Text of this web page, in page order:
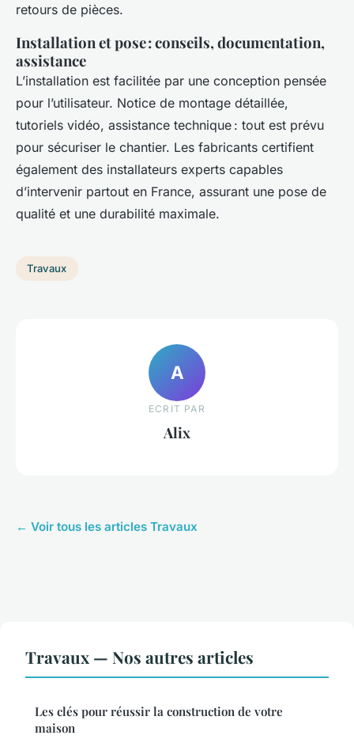
retours de pièces.
Installation et pose : conseils, documentation,
assistance
L’installation est facilitée par une conception pensée
pour l’utilisateur. Notice de montage détaillée,
tutoriels vidéo, assistance technique : tout est prévu
pour sécuriser le chantier. Les fabricants certifient
également des installateurs experts capables
d’intervenir partout en France, assurant une pose de
qualité et une durabilité maximale.
Travaux
A
ECRIT PAR
Alix
← Voir tous les articles Travaux
Travaux — Nos autres articles
Les clés pour réussir la construction de votre
maison